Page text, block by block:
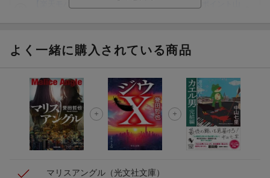
ト山分け
エントリー＆3,000円以上購入で無料データSIM（3GB/月プ
ラン）が当たる！
楽天モバイル紹介キャンペーンの拡散で300円OFFクーポン
進呈
よく一緒に購入されている商品
マリスアングル （光文社文庫）